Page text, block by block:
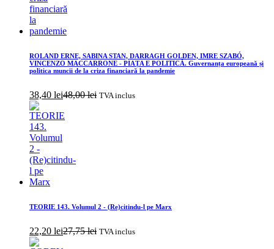
ROLAND ERNE, SABINA STAN, DARRAGH GOLDEN, IMRE SZABÓ,
VINCENZO MACCARRONE - PIAȚA E POLITICĂ. Guvernanța europeană și
politica muncii de la criza financiară la pandemie
38,40 lei48,00lei TVA inclus
TEORIE 143. Volumul 2 - (Re)citindu-l pe Marx
22,20 lei27,75lei TVA inclus